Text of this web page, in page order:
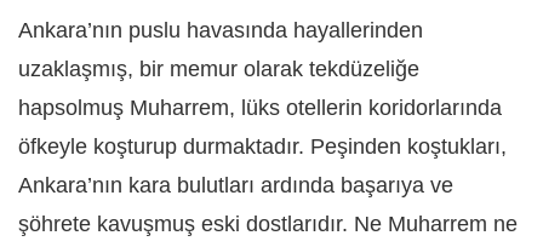
Ankara’nın puslu havasında hayallerinden
uzaklaşmış, bir memur olarak tekdüzeliğe
hapsolmuş Muharrem, lüks otellerin koridorlarında
öfkeyle koşturup durmaktadır. Peşinden koştukları,
Ankara’nın kara bulutları ardında başarıya ve
şöhrete kavuşmuş eski dostlarıdır. Ne Muharrem ne